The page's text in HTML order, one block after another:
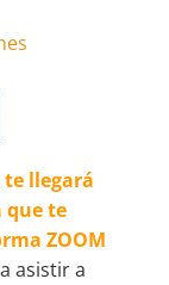
te llegará
que te
ZOOM
asistir a